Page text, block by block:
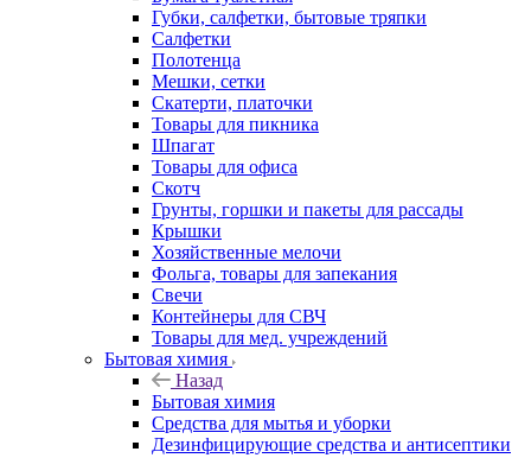
Губки, салфетки, бытовые тряпки
Салфетки
Полотенца
Мешки, сетки
Скатерти, платочки
Товары для пикника
Шпагат
Товары для офиса
Скотч
Грунты, горшки и пакеты для рассады
Крышки
Хозяйственные мелочи
Фольга, товары для запекания
Свечи
Контейнеры для СВЧ
Товары для мед. учреждений
Бытовая химия
Назад
Бытовая химия
Средства для мытья и уборки
Дезинфицирующие средства и антисептики